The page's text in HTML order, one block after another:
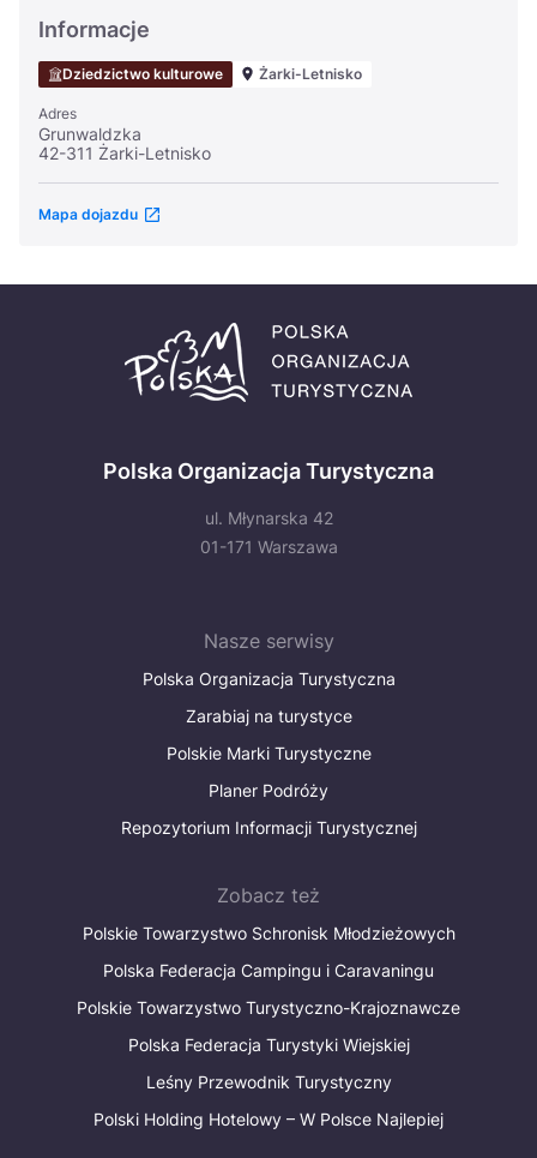
Informacje
Dziedzictwo kulturowe Żarki-Letnisko
Adres
Grunwaldzka
42-311 Żarki-Letnisko
Mapa dojazdu
Polska Organizacja Turystyczna
ul. Młynarska 42
01-171 Warszawa
Nasze serwisy
Polska Organizacja Turystyczna
Zarabiaj na turystyce
Polskie Marki Turystyczne
Planer Podróży
Repozytorium Informacji Turystycznej
Zobacz też
Polskie Towarzystwo Schronisk Młodzieżowych
Polska Federacja Campingu i Caravaningu
Polskie Towarzystwo Turystyczno-Krajoznawcze
Polska Federacja Turystyki Wiejskiej
Leśny Przewodnik Turystyczny
Polski Holding Hotelowy – W Polsce Najlepiej